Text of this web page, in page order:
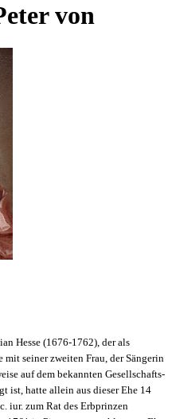
von
Hesse (1676-1762), der als
seiner zweiten Frau, der Sängerin
auf dem bekannten Gesellschafts-
ist, hatte allein aus dieser Ehe 14
iur. zum Rat des Erbprinzen